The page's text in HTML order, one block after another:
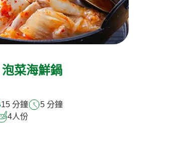
泡菜海鮮鍋
15 分鐘
5 分鐘
4人份